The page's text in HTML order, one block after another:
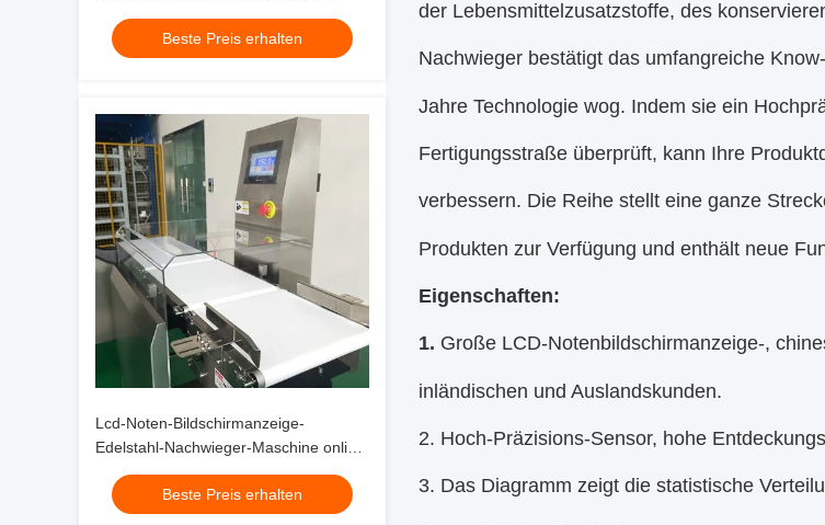
Maschinen-Edelstahl 304
Beste Preis erhalten
Lcd-Noten-Bildschirmanzeige-
Edelstahl-Nachwieger-Maschine online
dynamisch
Beste Preis erhalten
der Lebensmittelzusatzstoffe, des
Nachwieger bestätigt das umfangreiche
Jahre Technologie wog. Indem sie ein
Fertigungsstraße überprüft, kann Ihre
verbessern. Die Reihe stellt eine ganze
Produkten zur Verfügung und enthält neue
Eigenschaften:
1. Große LCD-Notenbildschirmanzeige-,
inländischen und Auslandskunden.
2. Hoch-Präzisions-Sensor, hohe
3. Das Diagramm zeigt die statistische